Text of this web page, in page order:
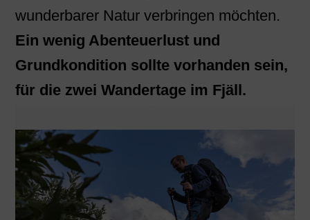
wunderbarer Natur verbringen möchten.
Ein wenig Abenteuerlust und
Grundkondition sollte vorhanden sein,
für die zwei Wandertage im Fjäll.